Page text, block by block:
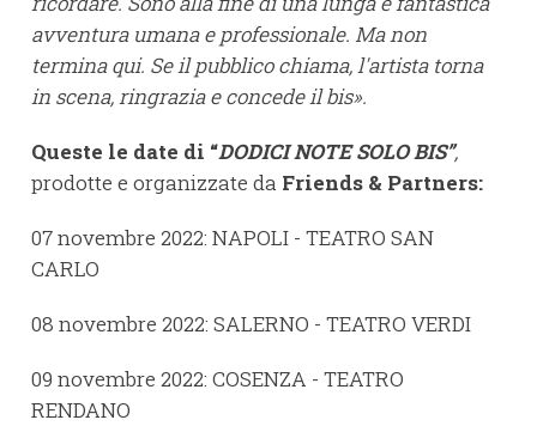
avventura umana e professionale. Ma non
termina qui. Se il pubblico chiama, l'artista torna
in scena, ringrazia e concede il bis».
Queste le date di “DODICI NOTE SOLO BIS”,
prodotte e organizzate da Friends & Partners:
07 novembre 2022: NAPOLI - TEATRO SAN
CARLO
08 novembre 2022: SALERNO - TEATRO VERDI
09 novembre 2022: COSENZA - TEATRO
RENDANO